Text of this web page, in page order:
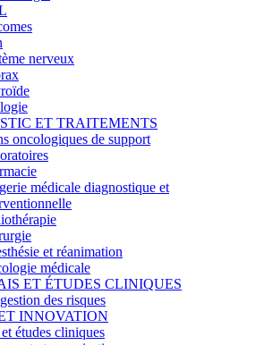
nerveux
ET TRAITEMENTS
oncologiques de support
médicale diagnostique et
et réanimation
médicale
ET ÉTUDES CLINIQUES
des risques
INNOVATION
études cliniques